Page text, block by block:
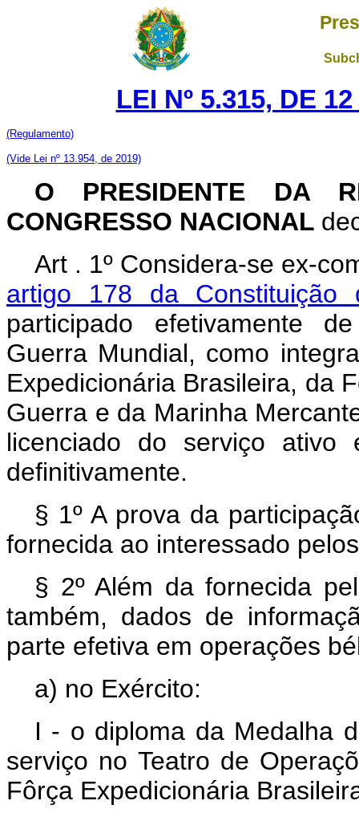
LEI Nº 5.315, DE
(Regulamento)
(Vide Lei nº 13.954, de 2019)
O PRESIDENTE DA
CONGRESSO NACIONAL
Art . 1º Considera-se ex-
artigo 178 da Constituição
participado efetivamente
Guerra Mundial, como
Expedicionária Brasileira, da
Guerra e da Marinha
licenciado do serviço
definitivamente.
§ 1º A prova da
fornecida ao interessado
§ 2º Além da fornecida
também, dados de
parte efetiva em operações
a) no Exército:
I - o diploma da Medalha
serviço no Teatro de
Fôrça Expedicionária